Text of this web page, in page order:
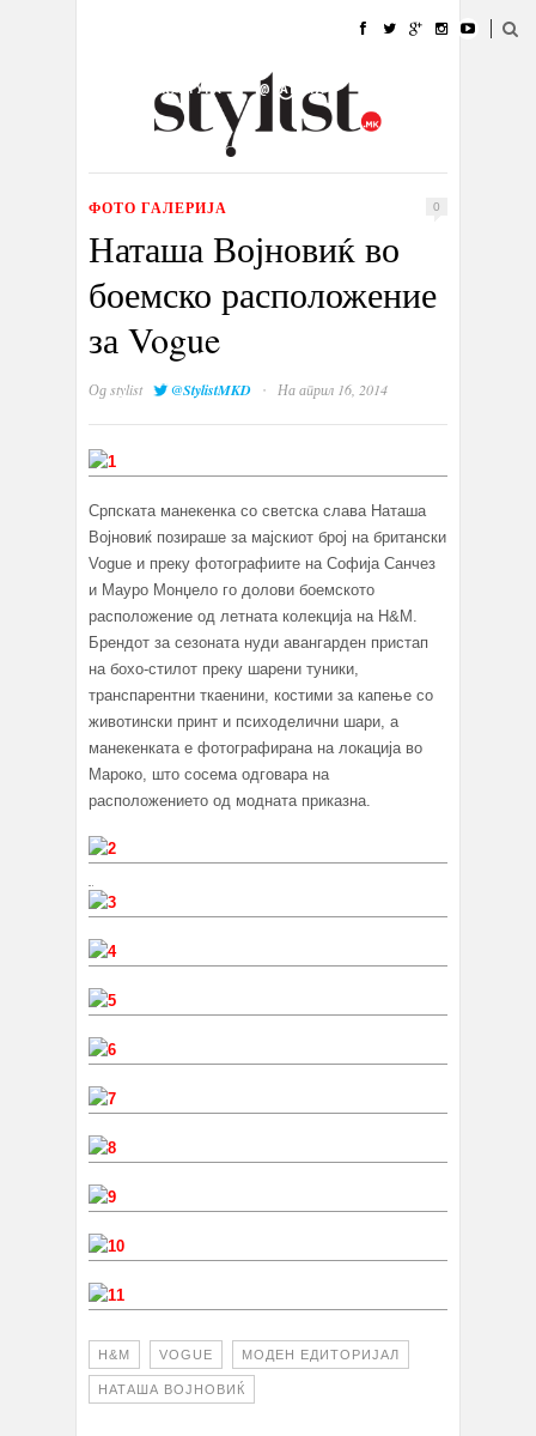
УБАВИНА
КУЛТУРА @РАБОТА
ИЗЛОГ
ФОТО ГАЛЕРИЈА 0
Наташа Војновиќ во
боемско расположение
за Vogue
Одstylist @StylistMKD · На април 16, 2014
Српската манекенка со светска слава Наташа
Војновиќ позираше за мајскиот број на британски
Vogue и преку фотографиите на Софија Санчез
и Мауро Монџело го долови боемското
расположение од летната колекција на H&M.
Брендот за сезоната нуди авангарден пристап
на бохо-стилот преку шарени туники,
транспарентни ткаенини, костими за капење со
животински принт и психоделични шари, а
манекенката е фотографирана на локација во
Мароко, што сосема одговара на
расположението од модната приказна.
H&M VOGUE МОДЕН ЕДИТОРИЈАЛ
НАТАША ВОЈНОВИЌ